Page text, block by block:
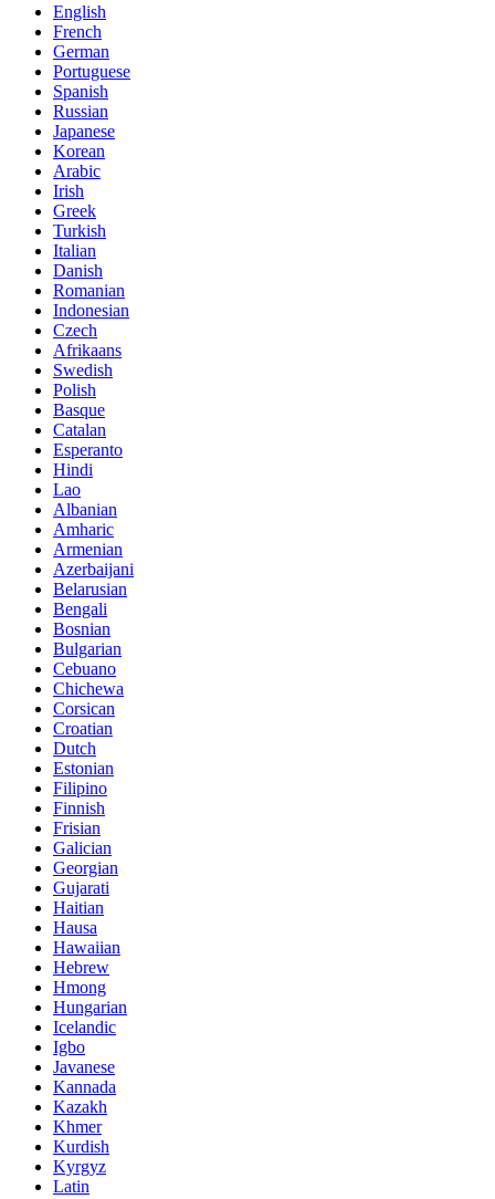
English
French
German
Portuguese
Spanish
Russian
Japanese
Korean
Arabic
Irish
Greek
Turkish
Italian
Danish
Romanian
Indonesian
Czech
Afrikaans
Swedish
Polish
Basque
Catalan
Esperanto
Hindi
Lao
Albanian
Amharic
Armenian
Azerbaijani
Belarusian
Bengali
Bosnian
Bulgarian
Cebuano
Chichewa
Corsican
Croatian
Dutch
Estonian
Filipino
Finnish
Frisian
Galician
Georgian
Gujarati
Haitian
Hausa
Hawaiian
Hebrew
Hmong
Hungarian
Icelandic
Igbo
Javanese
Kannada
Kazakh
Khmer
Kurdish
Kyrgyz
Latin